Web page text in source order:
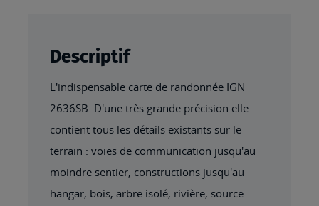
Descriptif
L'indispensable carte de randonnée IGN
2636SB. D'une très grande précision elle
contient tous les détails existants sur le
terrain : voies de communication jusqu'au
moindre sentier, constructions jusqu'au
hangar, bois, arbre isolé, rivière, source...